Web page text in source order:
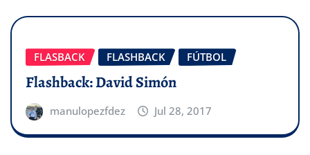
FLASBACK FLASHBACK FÚTBOL
Flashback: David Simón
manulopezfdez Jul 28, 2017